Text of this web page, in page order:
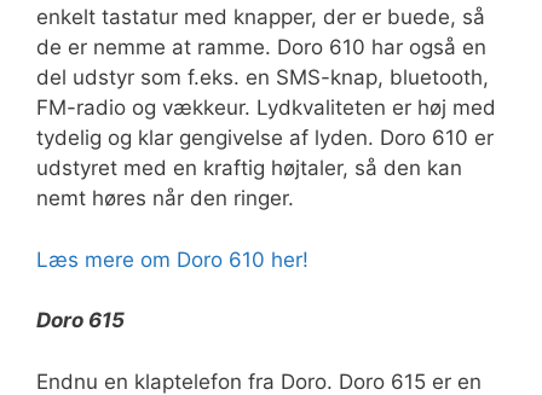
enkelt tastatur med knapper, der er buede, så
de er nemme at ramme. Doro 610 har også en
del udstyr som f.eks. en SMS-knap, bluetooth,
FM-radio og vækkeur. Lydkvaliteten er høj med
tydelig og klar gengivelse af lyden. Doro 610 er
udstyret med en kraftig højtaler, så den kan
nemt høres når den ringer.
Læs mere om Doro 610 her!
Doro 615
Endnu en klaptelefon fra Doro. Doro 615 er en